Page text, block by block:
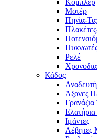
Κομπλέρ
Μοτέρ
Πηνία-
Ρελέ
Κάδος
Άξονες
Ιμάντες
Λέβητες